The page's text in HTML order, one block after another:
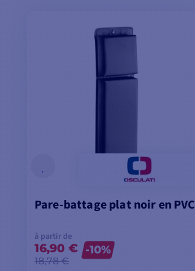
Pare-battage plat noir en PVC
à partir de
16,90 €
18,78 €
-10%